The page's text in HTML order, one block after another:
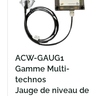
ACW-GAUG1
Gamme Multi-
technos
Jauge de niveau de